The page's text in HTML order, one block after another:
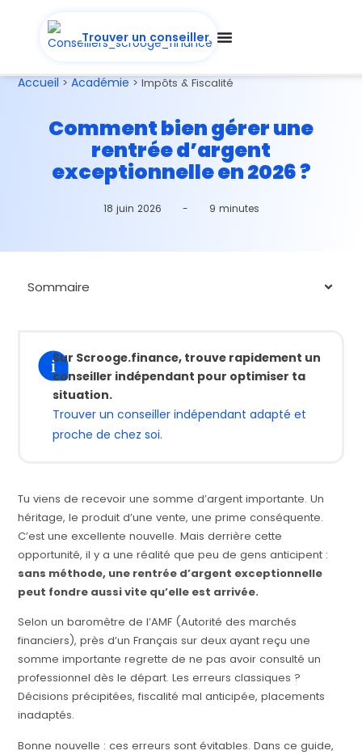
Trouver un conseiller
Accueil >Académie >Impôts & Fiscalité
Comment bien gérer une
rentrée d’argent
exceptionnelle en 2026 ?
18 juin 2026 - 9 minutes
Sur Scrooge.finance, trouve rapidement un
conseiller indépendant pour optimiser ta
situation.
Trouver un conseiller indépendant adapté et
proche de chez soi.
Tu viens de recevoir une somme d’argent importante. Un
héritage, le produit d’une vente, une prime conséquente.
C’est une excellente nouvelle. Mais derrière cette
opportunité, il y a une réalité que peu de gens anticipent :
sans méthode, une rentrée d’argent exceptionnelle
peut fondre aussi vite qu’elle est arrivée.
Selon un baromètre de l’AMF (Autorité des marchés
financiers), près d’un Français sur deux ayant reçu une
somme importante regrette de ne pas avoir consulté un
professionnel dès le départ. Les erreurs classiques ?
Décisions précipitées, fiscalité mal anticipée, placements
inadaptés.
Bonne nouvelle : ces erreurs sont évitables. Dans ce guide,
Sommaire